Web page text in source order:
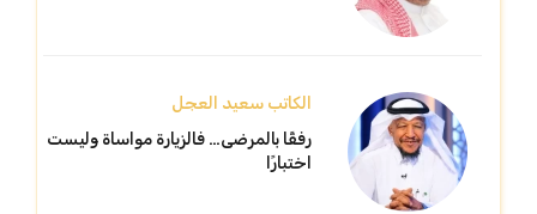
الكاتب سعيد العجل
رفقًا بالمرضى… فالزيارة مواساة وليست
اختبارًا